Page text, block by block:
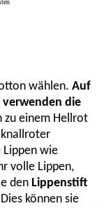
wählen. Auf
verwenden die
zu einem Hellrot
knallroter
Lippen wie
volle Lippen,
den Lippenstift
können sie